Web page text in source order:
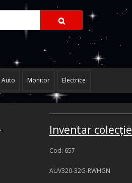
Auto Monitor Electrice
Inventar colecţie
Cod: 657
AUV320-32G-RWHGN